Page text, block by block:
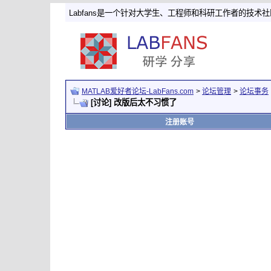
Labfans是一个针对大学生、工程师和科研工作者的技术社
MATLAB爱好者论坛-LabFans.com > 论坛管理 > 论坛事务
[讨论] 改版后太不习惯了
注册账号